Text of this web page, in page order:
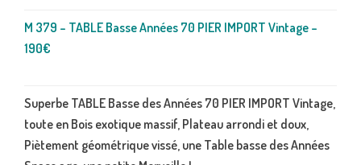
M 379 – TABLE Basse Années 70 PIER IMPORT Vintage –
190€
Superbe TABLE Basse des Années 70 PIER IMPORT Vintage,
toute en Bois exotique massif, Plateau arrondi et doux,
Piètement géométrique vissé, une Table basse des Années